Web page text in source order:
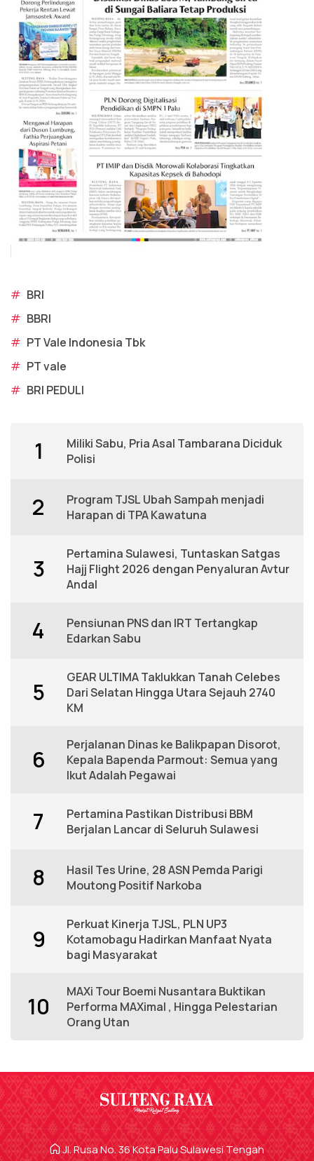
# BRI
# BBRI
# PT Vale Indonesia Tbk
# PT vale
# BRI PEDULI
1
Miliki Sabu, Pria Asal Tambarana Diciduk
Polisi
2
Program TJSL Ubah Sampah menjadi
Harapan di TPA Kawatuna
3
Pertamina Sulawesi, Tuntaskan Satgas
Hajj Flight 2026 dengan Penyaluran Avtur
Andal
4
Pensiunan PNS dan IRT Tertangkap
Edarkan Sabu
5
GEAR ULTIMA Taklukkan Tanah Celebes
Dari Selatan Hingga Utara Sejauh 2740
KM
6
Perjalanan Dinas ke Balikpapan Disorot,
Kepala Bapenda Parmout: Semua yang
Ikut Adalah Pegawai
7
Pertamina Pastikan Distribusi BBM
Berjalan Lancar di Seluruh Sulawesi
8
Hasil Tes Urine, 28 ASN Pemda Parigi
Moutong Positif Narkoba
9
Perkuat Kinerja TJSL, PLN UP3
Kotamobagu Hadirkan Manfaat Nyata
bagi Masyarakat
10
MAXi Tour Boemi Nusantara Buktikan
Performa MAXimal , Hingga Pelestarian
Orang Utan
Jl. Rusa No. 36 Kota Palu Sulawesi Tengah